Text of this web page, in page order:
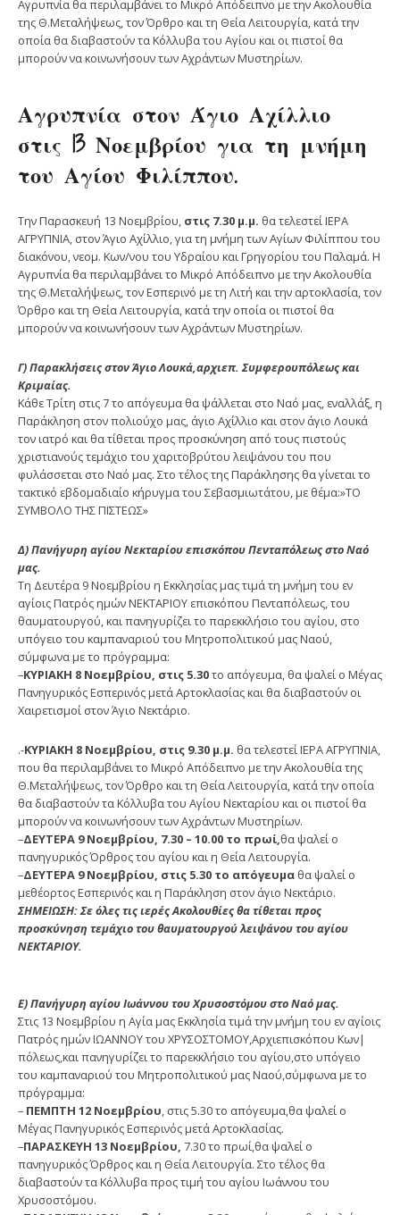
Αγρυπνία θα περιλαμβάνει το Μικρό Απόδειπνο με την Ακολουθία
της Θ.Μεταλήψεως, τον Όρθρο και τη Θεία Λειτουργία, κατά την
οποία θα διαβαστούν τα Κόλλυβα του Αγίου και οι πιστοί θα
μπορούν να κοινωνήσουν των Αχράντων Μυστηρίων.
Αγρυπνία στον Άγιο Αχίλλιο
στις 13 Νοεμβρίου για τη μνήμη
του Αγίου Φιλίππου.
Την Παρασκευή 13 Νοεμβρίου, στις 7.30 μ.μ. θα τελεστεί ΙΕΡΑ
ΑΓΡΥΠΝΙΑ, στον Άγιο Αχίλλιο, για τη μνήμη των Αγίων Φιλίππου του
διακόνου, νεομ. Κων/νου του Υδραίου και Γρηγορίου του Παλαμά. Η
Αγρυπνία θα περιλαμβάνει το Μικρό Απόδειπνο με την Ακολουθία
της Θ.Μεταλήψεως, τον Εσπερινό με τη Λιτή και την αρτοκλασία, τον
Όρθρο και τη Θεία Λειτουργία, κατά την οποία οι πιστοί θα
μπορούν να κοινωνήσουν των Αχράντων Μυστηρίων.
Γ) Παρακλήσεις στον Άγιο Λουκά,αρχιεπ. Συμφερουπόλεως και
Κριμαίας.
Κάθε Τρίτη στις 7 το απόγευμα θα ψάλλεται στο Ναό μας, εναλλάξ, η
Παράκληση στον πολιούχο μας, άγιο Αχίλλιο και στον άγιο Λουκά
τον ιατρό και θα τίθεται προς προσκύνηση από τους πιστούς
χριστιανούς τεμάχιο του χαριτοβρύτου λειψάνου του που
φυλάσσεται στο Ναό μας. Στο τέλος της Παράκλησης θα γίνεται το
τακτικό εβδομαδιαίο κήρυγμα του Σεβασμιωτάτου, με θέμα:»ΤΟ
ΣΥΜΒΟΛΟ ΤΗΣ ΠΙΣΤΕΩΣ»
Δ) Πανήγυρη αγίου Νεκταρίου επισκόπου Πενταπόλεως στο Ναό
μας.
Τη Δευτέρα 9 Νοεμβρίου η Εκκλησίας μας τιμά τη μνήμη του εν
αγίοις Πατρός ημών ΝΕΚΤΑΡΙΟΥ επισκόπου Πενταπόλεως, του
θαυματουργού, και πανηγυρίζει το παρεκκλήσιο του αγίου, στο
υπόγειο του καμπαναριού του Μητροπολιτικού μας Ναού,
σύμφωνα με το πρόγραμμα:
–ΚΥΡΙΑΚΗ 8 Νοεμβρίου, στις 5.30το απόγευμα, θα ψαλεί ο Μέγας
Πανηγυρικός Εσπερινός μετά Αρτοκλασίας και θα διαβαστούν οι
Χαιρετισμοί στον Άγιο Νεκτάριο.
.-ΚΥΡΙΑΚΗ 8 Νοεμβρίου, στις 9.30 μ.μ. θα τελεστεί ΙΕΡΑ ΑΓΡΥΠΝΙΑ,
που θα περιλαμβάνει το Μικρό Απόδειπνο με την Ακολουθία της
Θ.Μεταλήψεως, τον Όρθρο και τη Θεία Λειτουργία, κατά την οποία
θα διαβαστούν τα Κόλλυβα του Αγίου Νεκταρίου και οι πιστοί θα
μπορούν να κοινωνήσουν των Αχράντων Μυστηρίων.
–ΔΕΥΤΕΡΑ 9 Νοεμβρίου, 7.30 – 10.00 το πρωί,θα ψαλεί ο
πανηγυρικός Όρθρος του αγίου και η Θεία Λειτουργία.
–ΔΕΥΤΕΡΑ 9 Νοεμβρίου, στις 5.30 το απόγευμα θα ψαλεί ο
μεθέορτος Εσπερινός και η Παράκληση στον άγιο Νεκτάριο.
ΣΗΜΕΙΩΣΗ: Σε όλες τις ιερές Ακολουθίες θα τίθεται προς
προσκύνηση τεμάχιο του θαυματουργού λειψάνου του αγίου
ΝΕΚΤΑΡΙΟΥ.
Ε) Πανήγυρη αγίου Ιωάννου του Χρυσοστόμου στο Ναό μας.
Στις 13 Νοεμβρίου η Αγία μας Εκκλησία τιμά την μνήμη του εν αγίοις
Πατρός ημών ΙΩΑΝΝΟΥ του ΧΡΥΣΟΣΤΟΜΟΥ,Αρχιεπισκόπου Κων|
πόλεως,και πανηγυρίζει το παρεκκλήσιο του αγίου,στο υπόγειο
του καμπαναριού του Μητροπολιτικού μας Ναού,σύμφωνα με το
πρόγραμμα:
– ΠΕΜΠΤΗ 12 Νοεμβρίου, στις 5.30 το απόγευμα,θα ψαλεί ο
Μέγας Πανηγυρικός Εσπερινός μετά Αρτοκλασίας.
–ΠΑΡΑΣΚΕΥΗ 13 Νοεμβρίου, 7.30 το πρωί,θα ψαλεί ο
πανηγυρικός Όρθρος και η Θεία Λειτουργία. Στο τέλος θα
διαβαστούν τα Κόλλυβα προς τιμή του αγίου Ιωάννου του
Χρυσοστόμου.